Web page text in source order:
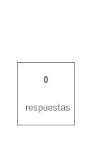
0
respuestas